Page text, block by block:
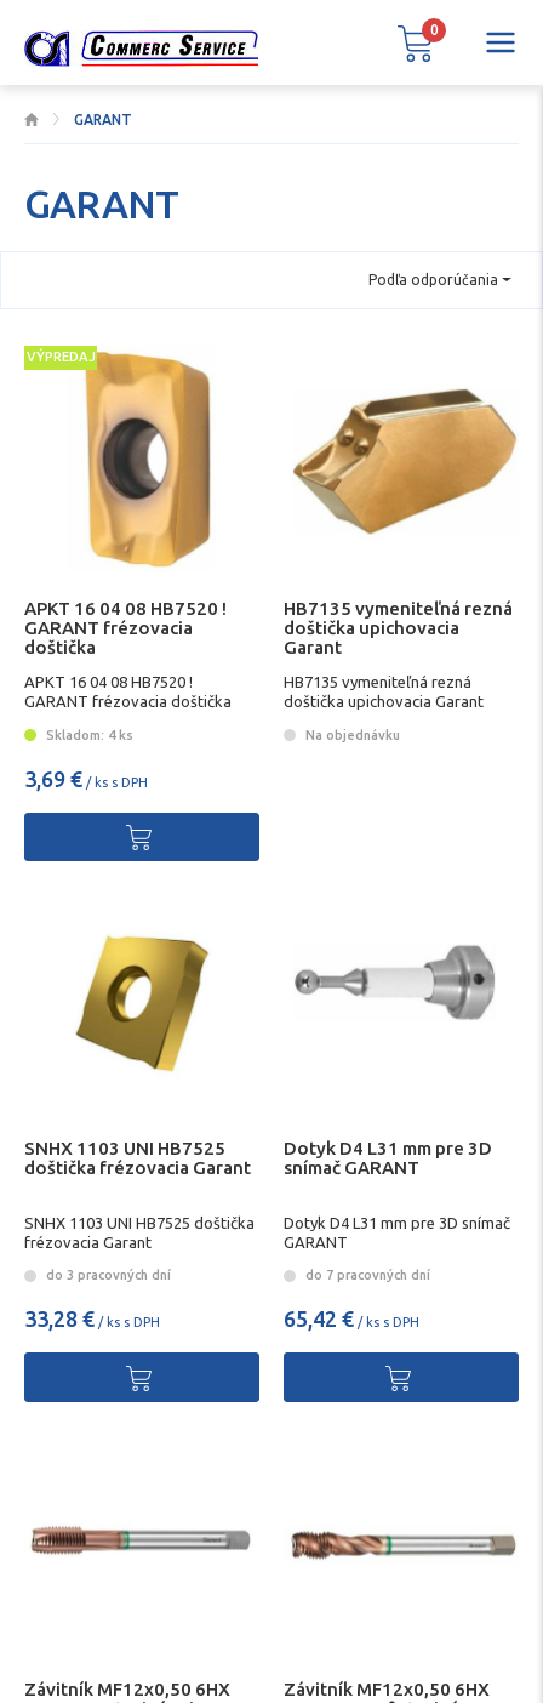
GARANT
GARANT
Podľa odporúčania
VÝPREDAJ
APKT 16 04 08 HB7520 !
GARANT frézovacia
doštička
APKT 16 04 08 HB7520 !
GARANT frézovacia doštička
Skladom: 4 ks
3,69 € / ks s DPH
HB7135 vymeniteľná rezná
doštička upichovacia
Garant
HB7135 vymeniteľná rezná
doštička upichovacia Garant
Na objednávku
SNHX 1103 UNI HB7525
doštička frézovacia Garant
SNHX 1103 UNI HB7525 doštička
frézovacia Garant
do 3 pracovných dní
33,28 € / ks s DPH
Dotyk D4 L31 mm pre 3D
snímač GARANT
Dotyk D4 L31 mm pre 3D snímač
GARANT
do 7 pracovných dní
65,42 € / ks s DPH
Závitník MF12x0,50 6HX
Závitník MF12x0,50 6HX
0